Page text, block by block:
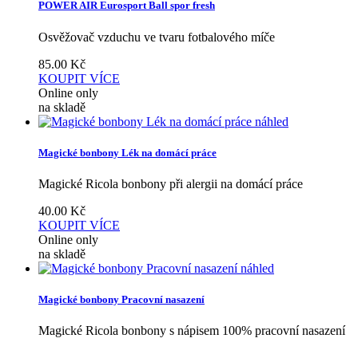
POWER AIR Eurosport Ball spor fresh
Osvěžovač vzduchu ve tvaru fotbalového míče
85.00 Kč
KOUPIT VÍCE
Online only
na skladě
náhled
Magické bonbony Lék na domácí práce
Magické Ricola bonbony při alergii na domácí práce
40.00 Kč
KOUPIT VÍCE
Online only
na skladě
náhled
Magické bonbony Pracovní nasazení
Magické Ricola bonbony s nápisem 100% pracovní nasazení